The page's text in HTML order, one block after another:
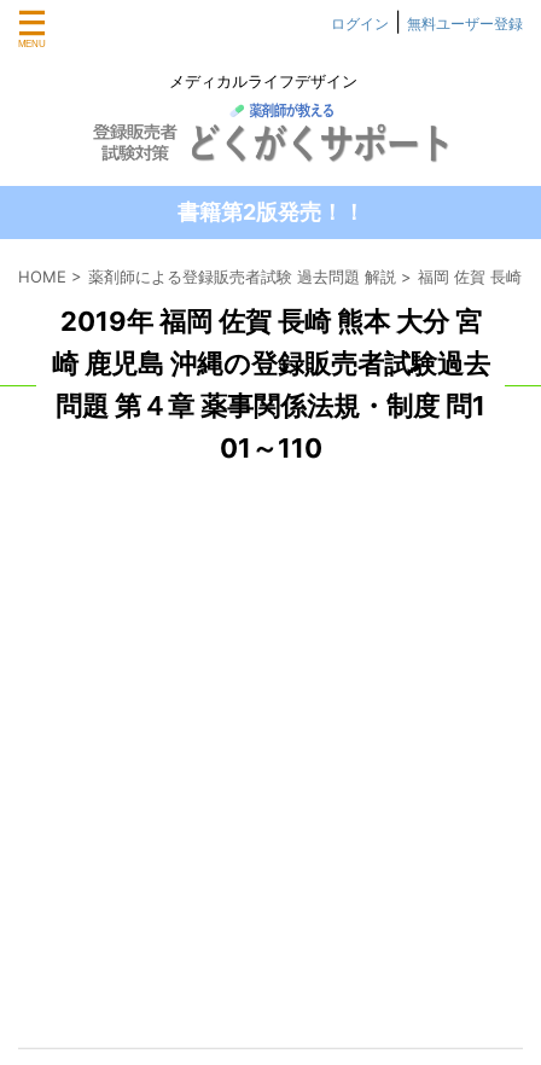
メディカルライフデザイン
ログイン 無料ユーザー登録
書籍第2版発売！！
HOME > 薬剤師による登録販売者試験 過去問題 解説 > 福岡 佐賀 長崎
2019年 福岡 佐賀 長崎 熊本 大分 宮
崎 鹿児島 沖縄の登録販売者試験過去
問題 第４章 薬事関係法規・制度 問1
01～110